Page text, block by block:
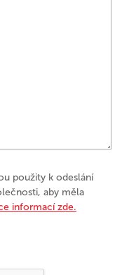
použity k odeslání
aby měla
informací zde.